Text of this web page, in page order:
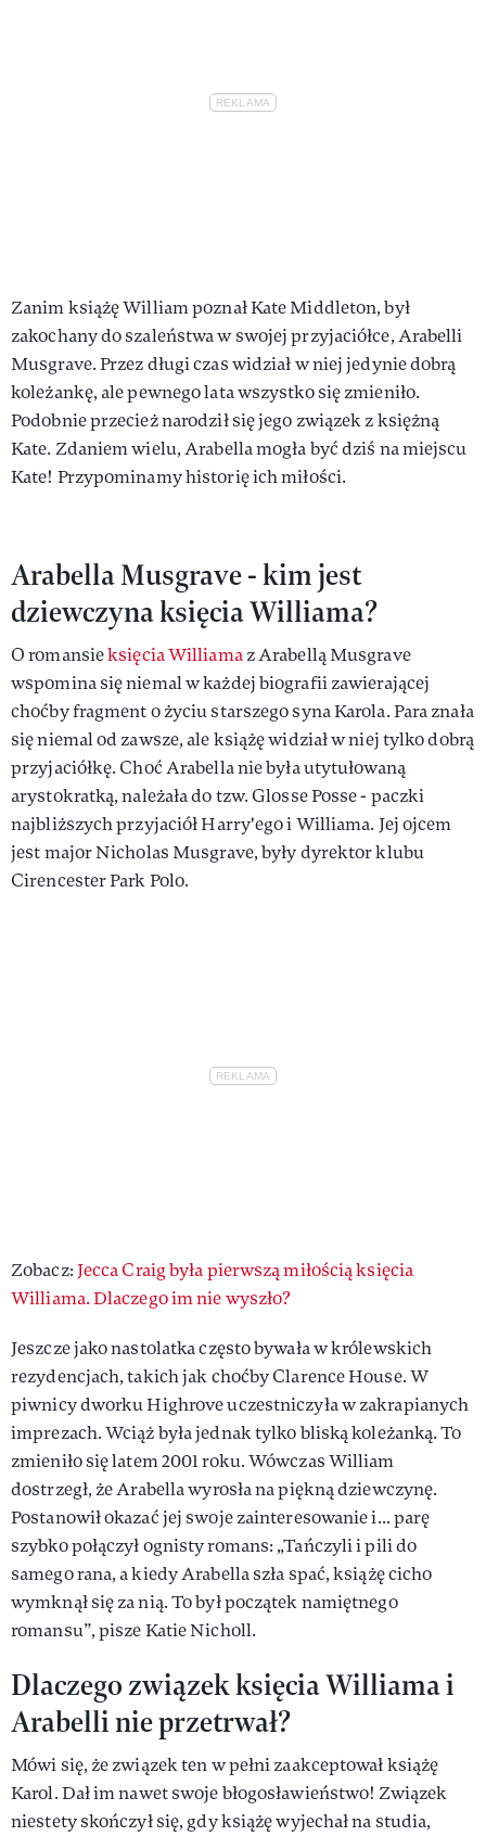
Zanim książę William poznał Kate Middleton, był
zakochany do szaleństwa w swojej przyjaciółce, Arabelli
Musgrave. Przez długi czas widział w niej jedynie dobrą
koleżankę, ale pewnego lata wszystko się zmieniło.
Podobnie przecież narodził się jego związek z księżną
Kate. Zdaniem wielu, Arabella mogła być dziś na miejscu
Kate! Przypominamy historię ich miłości.
Arabella Musgrave - kim jest
dziewczyna księcia Williama?
O romansieksięcia Williamaz Arabellą Musgrave
wspomina się niemal w każdej biografii zawierającej
choćby fragment o życiu starszego syna Karola. Para znała
się niemal od zawsze, ale książę widział w niej tylko dobrą
przyjaciółkę. Choć Arabella nie była utytułowaną
arystokratką, należała do tzw. Glosse Posse - paczki
najbliższych przyjaciół Harry'ego i Williama. Jej ojcem
jest major Nicholas Musgrave, były dyrektor klubu
Cirencester Park Polo.
Zobacz: Jecca Craig była pierwszą miłością księcia
Williama. Dlaczego im nie wyszło?
Jeszcze jako nastolatka często bywała w królewskich
rezydencjach, takich jak choćby Clarence House. W
piwnicy dworku Highrove uczestniczyła w zakrapianych
imprezach. Wciąż była jednak tylko bliską koleżanką. To
zmieniło się latem 2001 roku. Wówczas William
dostrzegł, że Arabella wyrosła na piękną dziewczynę.
Postanowił okazać jej swoje zainteresowanie i... parę
szybko połączył ognisty romans: „Tańczyli i pili do
samego rana, a kiedy Arabella szła spać, książę cicho
wymknął się za nią. To był początek namiętnego
romansu”, pisze Katie Nicholl.
Dlaczego związek księcia Williama i
Arabelli nie przetrwał?
Mówi się, że związek ten w pełni zaakceptował książę
Karol. Dał im nawet swoje błogosławieństwo! Związek
niestety skończył się, gdy książę wyjechał na studia,